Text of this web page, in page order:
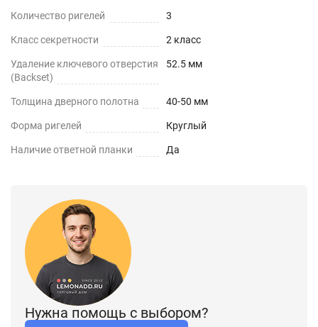
Количество ригелей 3
Класс секретности 2 класс
Удаление ключевого отверстия
(Backset)
52.5 мм
Толщина дверного полотна 40-50 мм
Форма ригелей Круглый
Наличие ответной планки Да
Нужна помощь с выбором?